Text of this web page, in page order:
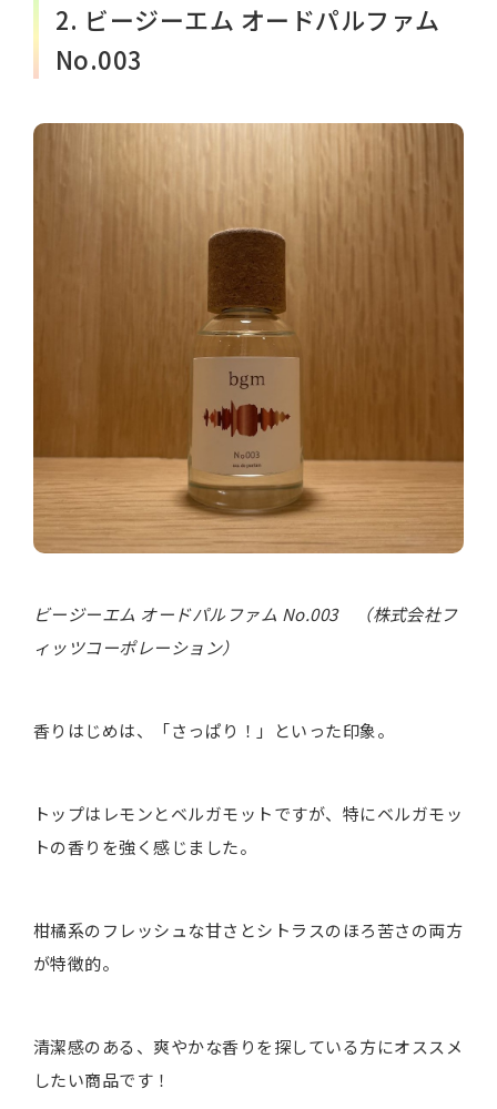
2. ビージーエム オードパルファム
No.003
ビージーエム オードパルファム No.003 （株式会社フ
ィッツコーポレーション）
香りはじめは、「さっぱり！」といった印象。
トップはレモンとベルガモットですが、特にベルガモッ
トの香りを強く感じました。
柑橘系のフレッシュな甘さとシトラスのほろ苦さの両方
が特徴的。
清潔感のある、爽やかな香りを探している方にオススメ
したい商品です！